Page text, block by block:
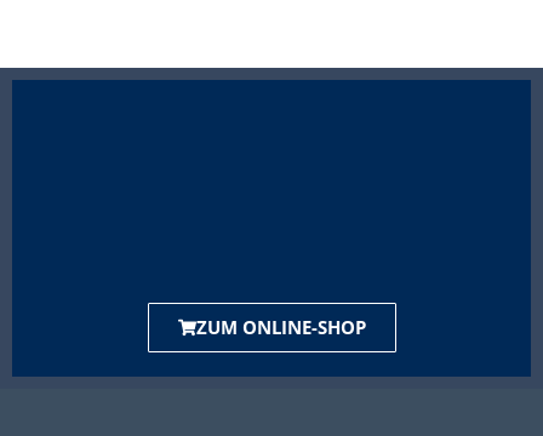
ZUM ONLINE-SHOP